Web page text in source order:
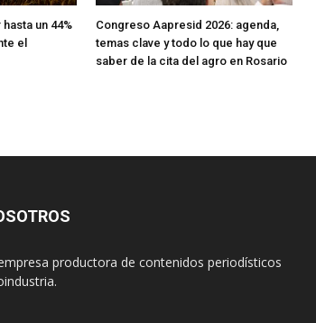
un 44%
el
Congreso Aapresid 2026: agenda,
temas clave y todo lo que hay que
saber de la cita del agro en Rosario
productora de contenidos periodísticos